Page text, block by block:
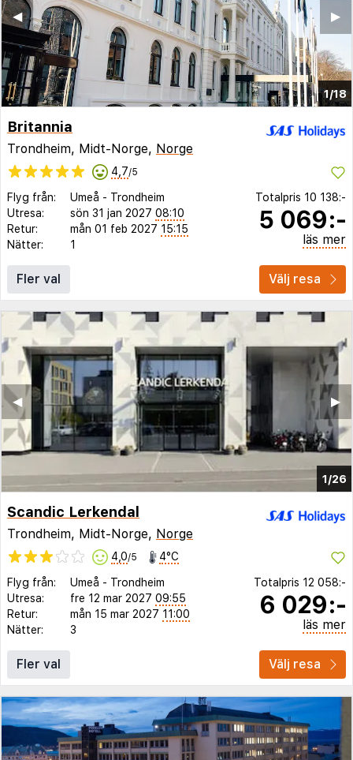
1/18
▶︎
◀︎
Britannia
Trondheim, Midt-Norge, Norge
4,7/5
Flyg från: Umeå - Trondheim
Utresa:
sön 31 jan 2027 08:10
Retur:
mån 01 feb 2027 15:15
Nätter:
1
Totalpris 10 138:-
5 069:-
läs mer
Fler val Välj resa
1/26
▶︎
◀︎
Scandic Lerkendal
Trondheim, Midt-Norge, Norge
4,0/5 4°C
Flyg från: Umeå - Trondheim
Utresa:
fre 12 mar 2027 09:55
Retur:
mån 15 mar 2027 11:00
Nätter:
3
Totalpris 12 058:-
6 029:-
läs mer
Fler val Välj resa